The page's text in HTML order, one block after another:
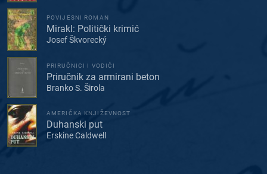
POVIJESNI ROMAN
Mirakl: Politički krimić
Josef Škvorecký
PRIRUČNICI I VODIČI
Priručnik za armirani beton
Branko S. Širola
AMERIČKA KNJIŽEVNOST
Duhanski put
Erskine Caldwell